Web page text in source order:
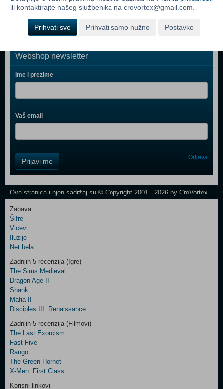
Webshop newsletter
Ime i prezime
Vaš email
Field
One
Newsletter
Control
Field
Two
Newsletter
Control
Field
Three
Newsletter
Prijavi me Odjava
Ova stranica i njen sadržaj su © Copyright 2001 - 2026 by CroVortex.
Zabava
Šifre
Vicevi
Iluzije
Net.bela
Zadnjih 5 recenzija (Igre)
The Sims Medieval
Dragon Age II
Shank
Mafia II
Disciples III: Renaissance
Zadnjih 5 recenzija (Filmovi)
The Last Exorcism
Fast Five
Rango
The Green Hornet
X-Men: First Class
Korisni linkovi
ili kontaktirajte našeg službenika na crovortex@gmail.com.
Prihvati sve Prihvati samo nužno Postavke